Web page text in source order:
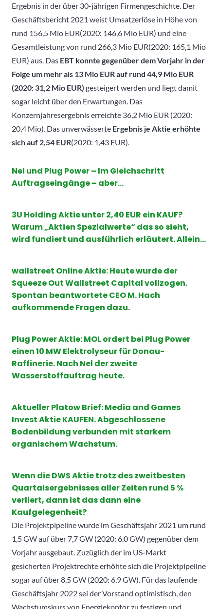
Ergebnis in der über 30-jährigen Firmengeschichte. Der
Geschäftsbericht 2021 weist Umsatzerlöse in Höhe von
rund 156,5 Mio EUR(2020: 146,6 Mio EUR) und eine
Gesamtleistung von rund 266,3 Mio EUR(2020: 165,1 Mio
EUR) aus. Das EBT konnte gegenüber dem Vorjahr in der
Folge um mehr als 13 Mio EUR auf rund 44,9 Mio EUR
(2020: 31,2 Mio EUR) gesteigert werden und liegt damit
sogar leicht über den Erwartungen. Das
Konzernjahresergebnis erreichte 36,2 Mio EUR (2020:
20,4 Mio). Das unverwässerte Ergebnis je Aktie erhöhte
sich auf 2,54 EUR(2020: 1,43 EUR).
Nel und Plug Power – Im Gleichschritt
Auftragseingänge – aber…
3U Holding Aktie unter 2,40 EUR ein KAUF?
Warum „Aktien Spezialwerte“ das so sieht,
wird fundiert und ausführlich erläutert. Allein…
wallstreet Online Aktie: Heute wurde der
Squeeze Out Wallstreet Capital vollzogen.
Spontan beantwortete CEO M. Hach
aufkommende Fragen dazu.
Plug Power Aktie: MOL ordert bei Plug Power
einen 10 MW Elektrolyseur für Donau-
Raffinerie. Nach Nel der zweite
Wasserstoffauftrag heute.
Aktueller Platow Brief: Media and Games
Invest Aktie KAUFEN. Abgeschlossene
Bodenbildung verbunden mit starkem
organischem Wachstum.
Wenn die DWS Aktie trotz des zweitbesten
Quartalsergebnisses aller Zeiten rund 5 %
verliert, dann ist das dann eine
Kaufgelegenheit?
Die Projektpipeline wurde im Geschäftsjahr 2021 um rund
1,5 GW auf über 7,7 GW (2020: 6,0 GW) gegenüber dem
Vorjahr ausgebaut. Zuzüglich der im US-Markt
gesicherten Projektrechte erhöhte sich die Projektpipeline
sogar auf über 8,5 GW (2020: 6,9 GW). Für das laufende
Geschäftsjahr 2022 sei der Vorstand optimistisch, den
Wachstumskurs von Energiekontor zu festigen und